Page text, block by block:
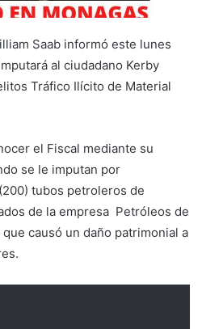
Saab informó este lunes
al ciudadano Kerby
Tráfico Ilícito de Material
el Fiscal mediante su
se le imputan por
tubos petroleros de
de la empresa Petróleos de
que causó un daño patrimonial a